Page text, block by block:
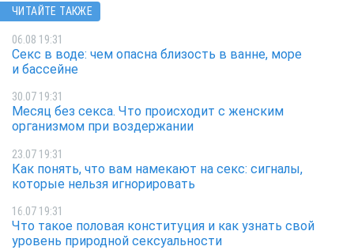
ЧИТАЙТЕ ТАКЖЕ
06.08 19:31
Секс в воде: чем опасна близость в ванне, море
и бассейне
30.07 19:31
Месяц без секса. Что происходит с женским
организмом при воздержании
23.07 19:31
Как понять, что вам намекают на секс: сигналы,
которые нельзя игнорировать
16.07 19:31
Что такое половая конституция и как узнать свой
уровень природной сексуальности